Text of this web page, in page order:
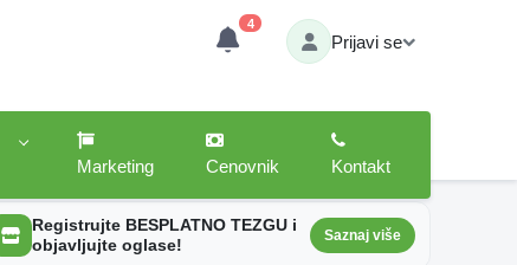
4
Prijavi se
Marketing
Cenovnik Kontakt
Registrujte BESPLATNO TEZGU i
objavljujte oglase!
Saznaj više